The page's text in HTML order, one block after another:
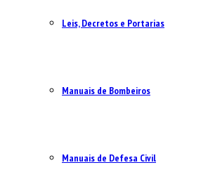
Leis, Decretos e Portarias
Manuais de Bombeiros
Manuais de Defesa Civil